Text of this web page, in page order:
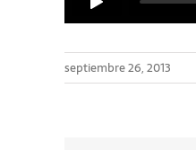
septiembre 26, 2013